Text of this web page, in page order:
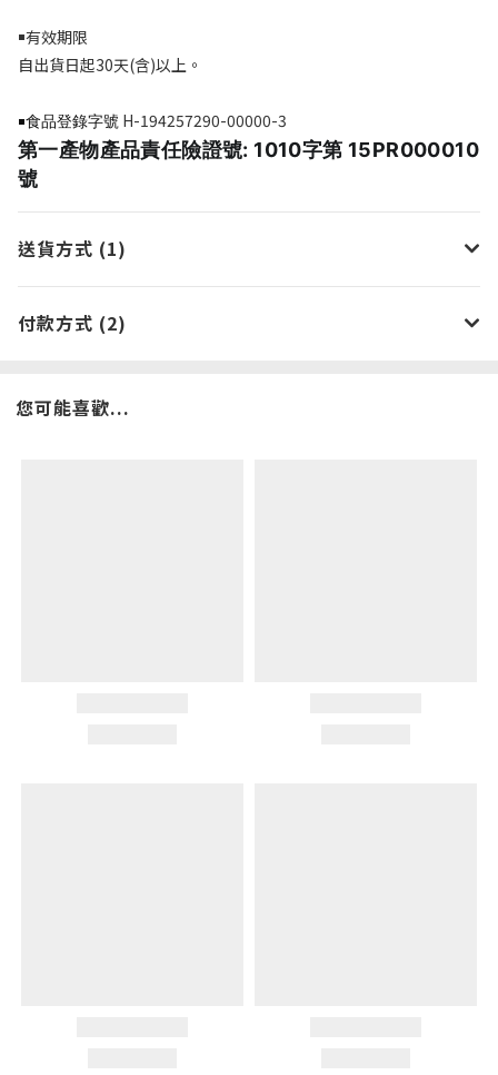
￭有效期限
自出貨日起30天(含)以上。
￭食品登錄字號 H-194257290-00000-3
第一產物產品責任險證號: 1010字第 15PR000010
號
送貨方式 (1)
付款方式 (2)
您可能喜歡...